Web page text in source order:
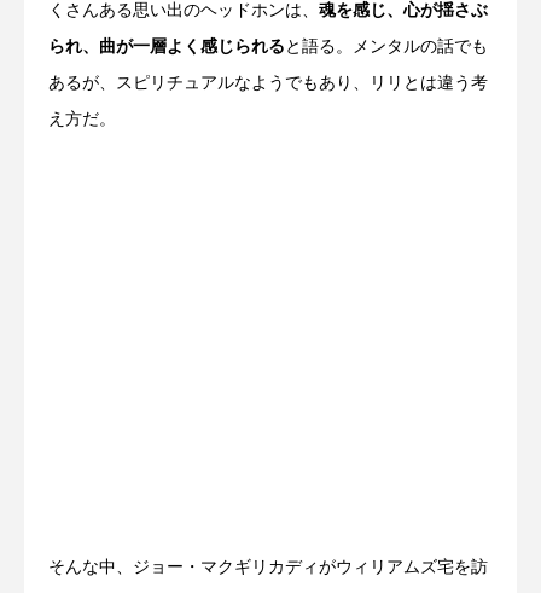
くさんある思い出のヘッドホンは、 魂を感じ、心が揺さぶ
られ、曲が一層よく感じられる と語る。メンタルの話でも
あるが、スピリチュアルなようでもあり、リリとは違う考
え方だ。
そんな中、ジョー・マクギリカディがウィリアムズ宅を訪